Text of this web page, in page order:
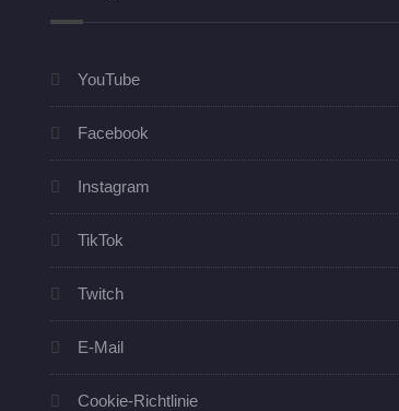
YouTube
Facebook
Instagram
TikTok
Twitch
E-Mail
Cookie-Richtlinie